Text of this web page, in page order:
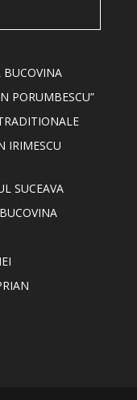
PORUMBESCU”
IRIMESCU
SUCEAVA